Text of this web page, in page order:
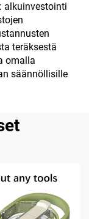
alkuinvestointi
teräksestä
omalla
säännöllisille